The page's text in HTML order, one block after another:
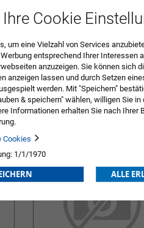
Fußstützen 101.44201
Preis nach Anmeldung
HINZUFÜGEN
Ihre Cookie
um eine Vielzahl von Services
entsprechend Ihrer Interessen
anzuzeigen. Sie können sich
anzeigen lassen und durch Setzen
werden. Mit "Speichern"
& speichern" wählen, willigen Sie
Informationen erhalten Sie nach Ihrer
Cookies
1/1/1970
ALLE